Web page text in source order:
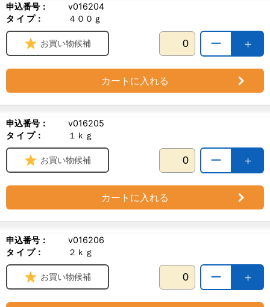
申込番号：
v016204
タ イ プ：
４００ｇ
＋
ー
お買い物候補
カートに入れる
申込番号：
v016205
タ イ プ：
１ｋｇ
＋
ー
お買い物候補
カートに入れる
申込番号：
v016206
タ イ プ：
２ｋｇ
＋
ー
お買い物候補